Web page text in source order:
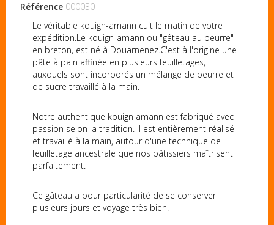
Référence 000030
Le véritable kouign-amann cuit le matin de votre
expédition.Le kouign-amann ou "gâteau au beurre"
en breton, est né à Douarnenez.C'est à l'origine une
pâte à pain affinée en plusieurs feuilletages,
auxquels sont incorporés un mélange de beurre et
de sucre travaillé à la main.
Notre authentique kouign amann est fabriqué avec
passion selon la tradition. Il est entièrement réalisé
et travaillé à la main, autour d'une technique de
feuilletage ancestrale que nos pâtissiers maîtrisent
parfaitement.
Ce gâteau a pour particularité de se conserver
plusieurs jours et voyage très bien.